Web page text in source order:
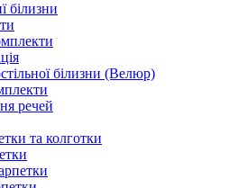
білизни
білизни (Велюр)
речей
та колготки